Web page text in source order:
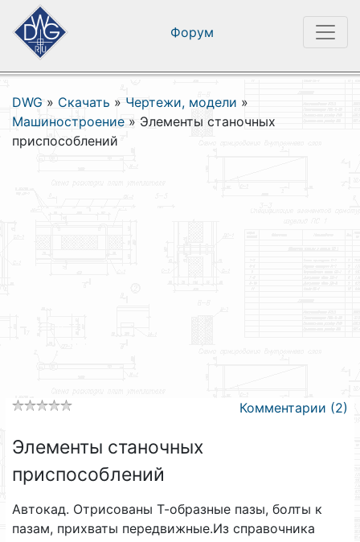
Форум
DWG » Скачать » Чертежи, модели »
Машиностроение » Элементы станочных
приспособлений
Комментарии (2)
Элементы станочных
приспособлений
Автокад. Отрисованы Т-образные пазы, болты к
пазам, прихваты передвижные.Из справочника